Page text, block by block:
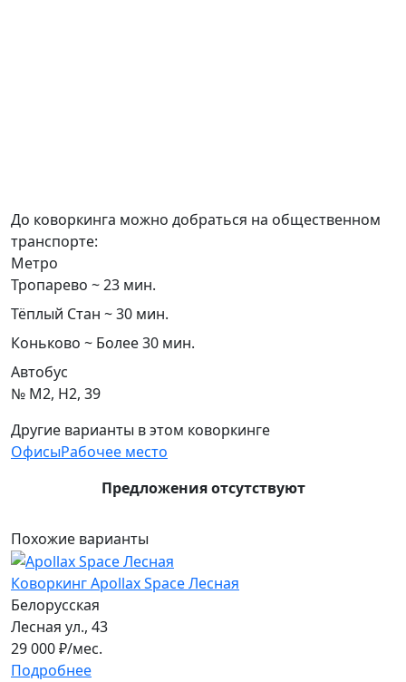
До коворкинга можно добраться на общественном
транспорте:
Метро
Тропарево ~ 23 мин.
Тёплый Стан ~ 30 мин.
Коньково ~ Более 30 мин.
Автобус
№ М2, Н2, 39
Другие варианты в этом коворкинге
ОфисыРабочее место
Предложения отсутствуют
Похожие варианты
Коворкинг Apollax Space Лесная
Белорусская
Лесная ул., 43
29 000₽/мес.
Подробнее